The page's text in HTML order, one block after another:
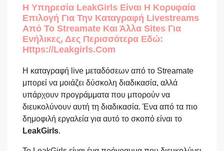
Η Υπηρεσία LeakGirls Είναι Η Κορυφαία
Επιλογή Για Την Καταγραφή Livestreams
Από Το Streamate Και Άλλα Sites Για
Ενήλικες, Δες Περισσότερα Εδώ:
Https://leakgirls.com
Η καταγραφή live μεταδόσεων από το Streamate
μπορεί να μοιάζει δύσκολη διαδικασία, αλλά
υπάρχουν προγράμματα που μπορούν να
διευκολύνουν αυτή τη διαδικασία. Ένα από τα πιο
δημοφιλή εργαλεία για αυτό το σκοπό είναι το
LeakGirls.